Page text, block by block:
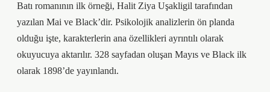
Batı romanının ilk örneği, Halit Ziya Uşakligil tarafından
yazılan Mai ve Black’dir. Psikolojik analizlerin ön planda
olduğu işte, karakterlerin ana özellikleri ayrıntılı olarak
okuyucuya aktarılır. 328 sayfadan oluşan Mayıs ve Black ilk
olarak 1898’de yayınlandı.